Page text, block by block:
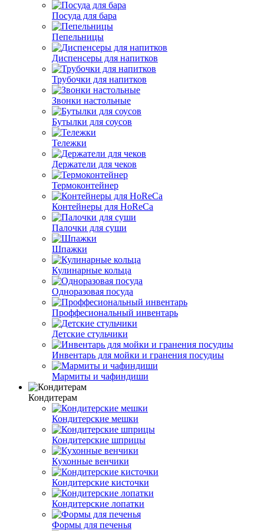
Посуда для бара
Пепельницы
Диспенсеры для напитков
Трубочки для напитков
Звонки настольные
Бутылки для соусов
Тележки
Держатели для чеков
Термоконтейнер
Контейнеры для HoReCa
Палочки для суши
Шпажки
Кулинарные кольца
Одноразовая посуда
Проффесиональный инвентарь
Детские стульчики
Инвентарь для мойки и гранения посудиы
Мармиты и чафиндиши
Кондитерам
Кондитерские мешки
Кондитерские шприцы
Кухонные венчики
Кондитерские кисточки
Кондитерские лопатки
Формы для печенья